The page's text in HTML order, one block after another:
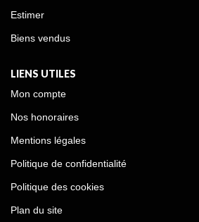
Estimer
Biens vendus
LIENS UTILES
Mon compte
Nos honoraires
Mentions légales
Politique de confidentialité
Politique des cookies
Plan du site